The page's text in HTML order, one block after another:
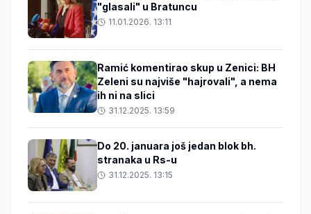
"glasali" u Bratuncu
11.01.2026. 13:11
Ramić komentirao skup u Zenici: BH
Zeleni su najviše "hajrovali", a nema
ih ni na slici
31.12.2025. 13:59
Do 20. januara još jedan blok bh.
stranaka u Rs-u
31.12.2025. 13:15